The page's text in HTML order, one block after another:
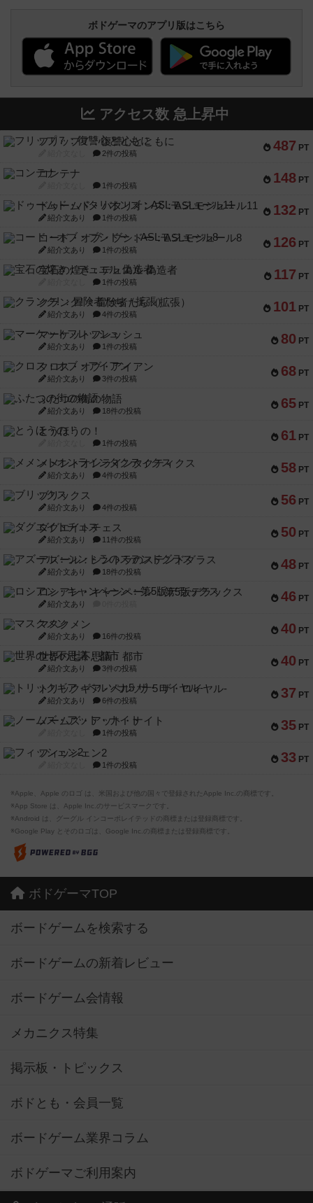
ボドゲーマのアプリ版はこちら
アクセス数 急上昇中
487 PT
フリップ７：復讐心とともに
2件の投稿
148 PT
コンテナ
1件の投稿
132 PT
ドゥームド・バタリオンズ：ASLモジュール11
紹介文あり 1件の投稿
126 PT
コード・オブ・ブシドー：ASLモジュール8
紹介文あり 1件の投稿
117 PT
宝石の煌き：デュエル 偽造者
1件の投稿
101 PT
クランク! ：冒険者たち（拡張）
紹介文あり 4件の投稿
80 PT
マーケットフレッシュ
紹介文あり 1件の投稿
68 PT
クロス・オブ・アイアン
紹介文あり 3件の投稿
65 PT
ふたつの街の物語
紹介文あり 18件の投稿
61 PT
とうほうの！
1件の投稿
58 PT
メメントオンラインタクティクス
紹介文あり 4件の投稿
56 PT
ブリックス
紹介文あり 4件の投稿
50 PT
ダグエイトチェス
紹介文あり 11件の投稿
48 PT
アズール：シントラのステンドグラス
紹介文あり 18件の投稿
46 PT
ロシアン・キャンペーン：第5版デラックス
紹介文あり
40 PT
マスクメン
紹介文あり 16件の投稿
40 PT
世界の七不思議：都市
紹介文あり 3件の投稿
37 PT
トリックギア - ペルソナ5 ザ・ロイヤル-
紹介文あり 6件の投稿
35 PT
ノームズ・アット・ナイト
1件の投稿
33 PT
フィッシェン2
1件の投稿
※Apple、Apple のロゴ は、米国および他の国々で登録されたApple Inc.の商標です。
※App Store は、Apple Inc.のサービスマークです。
※Android は、グーグル インコーポレイテッドの商標または登録商標です。
※Google Play とそのロゴは、Google Inc.の商標または登録商標です。
ボドゲーマTOP
ボードゲームを検索する
ボードゲームの新着レビュー
ボードゲーム会情報
メカニクス特集
掲示板・トピックス
ボドとも・会員一覧
ボードゲーム業界コラム
ボドゲーマご利用案内